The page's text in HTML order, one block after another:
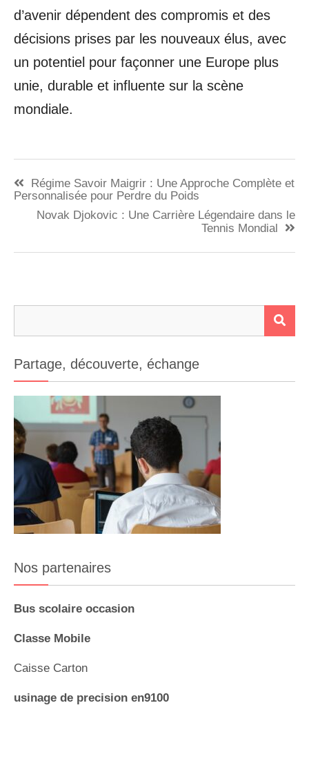
d’avenir dépendent des compromis et des
décisions prises par les nouveaux élus, avec
un potentiel pour façonner une Europe plus
unie, durable et influente sur la scène
mondiale.
de
l’article
Régime Savoir Maigrir : Une Approche Complète et
Personnalisée pour Perdre du Poids
Novak Djokovic : Une Carrière Légendaire dans le
Tennis Mondial
Partage, découverte, échange
Nos partenaires
Bus scolaire occasion
Classe Mobile
Caisse Carton
usinage de precision en9100